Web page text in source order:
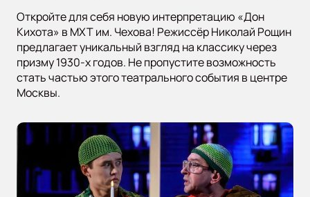
Откройте для себя новую интерпретацию «Дон
Кихота» в МХТ им. Чехова! Режиссёр Николай Рощин
предлагает уникальный взгляд на классику через
призму 1930-х годов. Не пропустите возможность
стать частью этого театрального события в центре
Москвы.